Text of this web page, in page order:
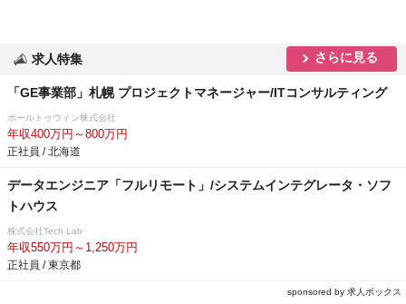
求人特集 さらに見る
「GE事業部」札幌 プロジェクトマネージャー/ITコンサルティング
ポールトゥウィン株式会社
年収400万円～800万円
正社員 / 北海道
データエンジニア「フルリモート」/システムインテグレータ・ソフ
トハウス
株式会社Tech Lab
年収550万円～1,250万円
正社員 / 東京都
sponsored by 求人ボックス